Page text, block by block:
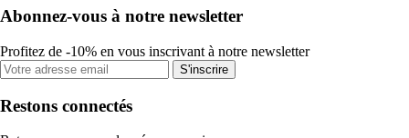
Abonnez-vous à notre newsletter
Profitez de -10% en vous inscrivant à notre newsletter
S'inscrire
Restons connectés